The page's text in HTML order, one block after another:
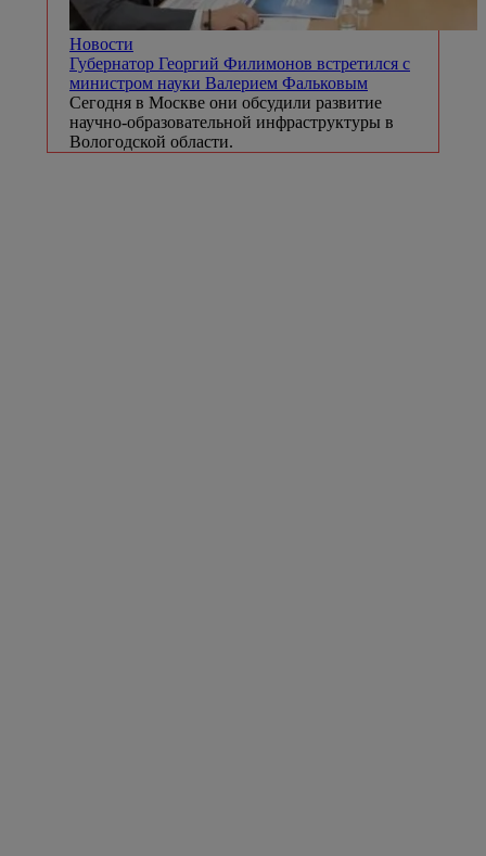
Новости
Губернатор Георгий Филимонов встретился с
министром науки Валерием Фальковым
Сегодня в Москве они обсудили развитие
научно-образовательной инфраструктуры в
Вологодской области.